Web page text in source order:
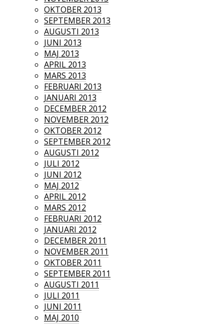
OKTOBER 2013
SEPTEMBER 2013
AUGUSTI 2013
JUNI 2013
MAJ 2013
APRIL 2013
MARS 2013
FEBRUARI 2013
JANUARI 2013
DECEMBER 2012
NOVEMBER 2012
OKTOBER 2012
SEPTEMBER 2012
AUGUSTI 2012
JULI 2012
JUNI 2012
MAJ 2012
APRIL 2012
MARS 2012
FEBRUARI 2012
JANUARI 2012
DECEMBER 2011
NOVEMBER 2011
OKTOBER 2011
SEPTEMBER 2011
AUGUSTI 2011
JULI 2011
JUNI 2011
MAJ 2010